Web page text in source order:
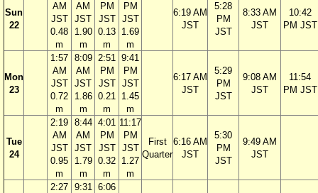
Sun
22
AM
JST
0.48
m
AM
JST
1.90
m
PM
JST
0.13
m
PM
JST
1.69
m
6:19 AM
JST
5:28
PM
JST
8:33 AM
JST
10:42
PM JST
Mon
23
1:57
AM
JST
0.72
m
8:09
AM
JST
1.86
m
2:51
PM
JST
0.21
m
9:41
PM
JST
1.45
m
6:17 AM
JST
5:29
PM
JST
9:08 AM
JST
11:54
PM JST
Tue
24
2:19
AM
JST
0.95
m
8:44
AM
JST
1.79
m
4:01
PM
JST
0.32
m
11:17
PM
JST
1.27
m
First
Quarter
6:16 AM
JST
5:30
PM
JST
9:49 AM
JST
2:27 9:31
6:06